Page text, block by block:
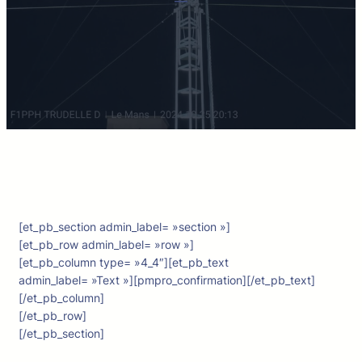
[et_pb_section admin_label= »section »]
[et_pb_row admin_label= »row »]
[et_pb_column type= »4_4″][et_pb_text
admin_label= »Text »][pmpro_confirmation][/et_pb_text]
[/et_pb_column]
[/et_pb_row]
[/et_pb_section]